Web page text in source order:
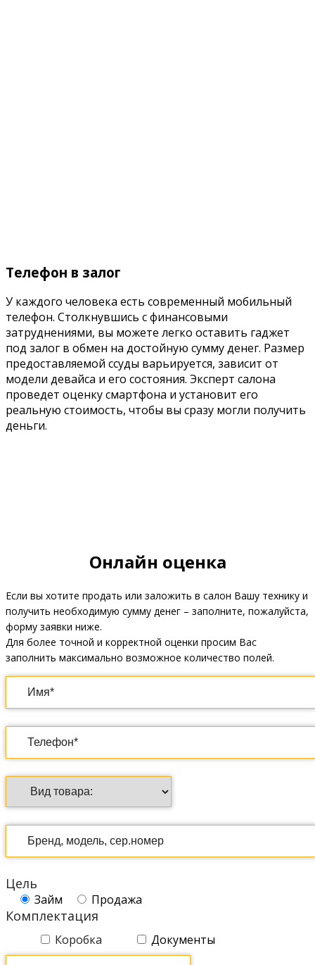
Телефон в залог
У каждого человека есть современный мобильный
телефон. Столкнувшись с финансовыми
затруднениями, вы можете легко оставить гаджет
под залог в обмен на достойную сумму денег. Размер
предоставляемой ссуды варьируется, зависит от
модели девайса и его состояния. Эксперт салона
проведет оценку смартфона и установит его
реальную стоимость, чтобы вы сразу могли получить
деньги.
Онлайн оценка
Если вы хотите продать или заложить в салон Вашу технику и
получить необходимую сумму денег – заполните, пожалуйста,
форму заявки ниже.
Для более точной и корректной оценки просим Вас
заполнить максимально возможное количество полей.
Цель
Займ Продажа
Комплектация
Коробка Документы